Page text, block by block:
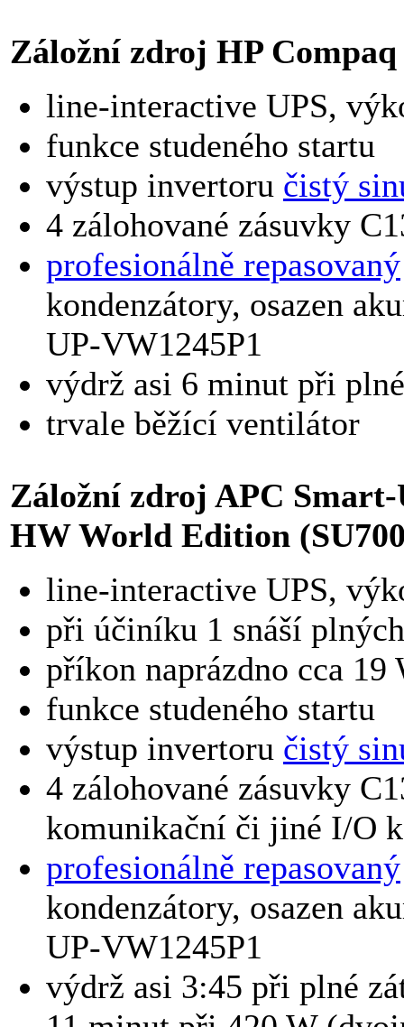
Záložní zdroj HP
line-interactive UPS,
funkce studeného startu
výstup invertoru čistý
4 zálohované zásuvky
profesionálně repasovaný
kondenzátory, osazen
UP-VW1245P1
výdrž asi 6 minut při
trvale běžící ventilátor
Záložní zdroj APC Smart-
HW World Edition
line-interactive UPS,
při účiníku 1 snáší
příkon naprázdno cca 19
funkce studeného startu
výstup invertoru čistý
4 zálohované zásuvky
komunikační či jiné I/O
profesionálně repasovaný
kondenzátory, osazen
UP-VW1245P1
výdrž asi 3:45 při plné